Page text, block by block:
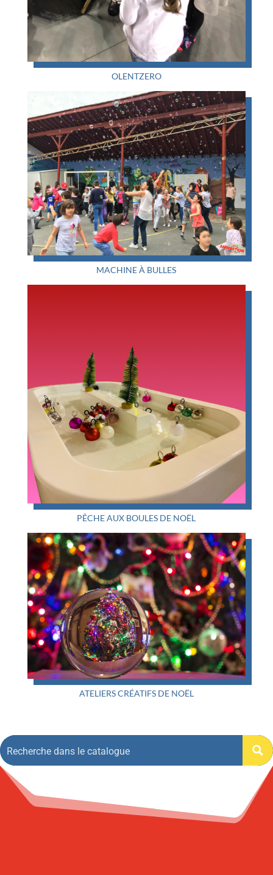
OLENTZERO
MACHINE À BULLES
PÊCHE AUX BOULES DE NOËL
ATELIERS CRÉATIFS DE NOËL